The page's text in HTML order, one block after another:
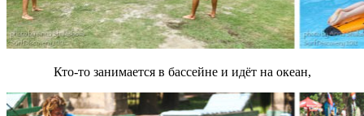
Кто-то занимается в бассейне и идёт на океан,